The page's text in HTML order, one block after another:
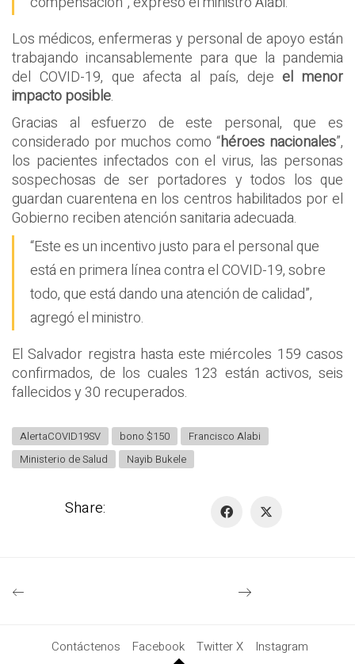
Los médicos, enfermeras y personal de apoyo están
trabajando incansablemente para que la pandemia
del COVID-19, que afecta al país, dejeel menor
impacto posible.
Gracias al esfuerzo de este personal, que es
considerado por muchos como “héroes nacionales”,
los pacientes infectados con el virus, las personas
sospechosas de ser portadores y todos los que
guardan cuarentena en los centros habilitados por el
Gobierno reciben atención sanitaria adecuada.
“Este es un incentivo justo para el personal que
está en primera línea contra el COVID-19, sobre
todo, que está dando una atención de calidad”,
agregó el ministro.
El Salvador registra hasta este miércoles 159 casos
confirmados, de los cuales 123 están activos, seis
fallecidos y 30 recuperados.
AlertaCOVID19SV bono $150
Francisco Alabi
Ministerio de Salud
Nayib Bukele
Share:
Contáctenos Facebook Twitter X Instagram